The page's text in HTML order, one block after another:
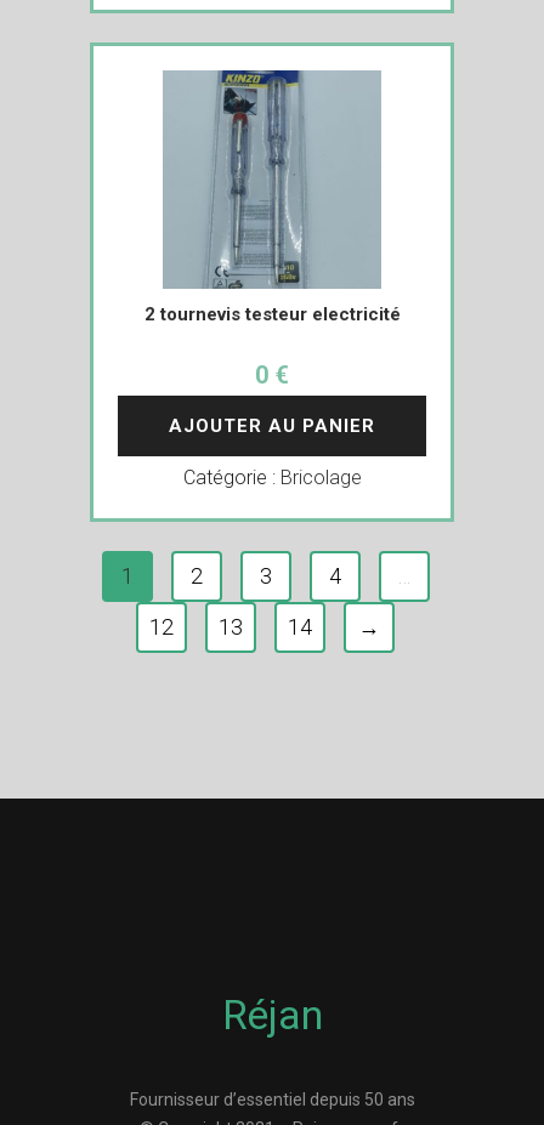
2 tournevis testeur electricité
0 €
AJOUTER AU PANIER
Catégorie : Bricolage
1 2 3 4
12
13 14 →
Réjan
Fournisseur d’essentiel depuis 50 ans